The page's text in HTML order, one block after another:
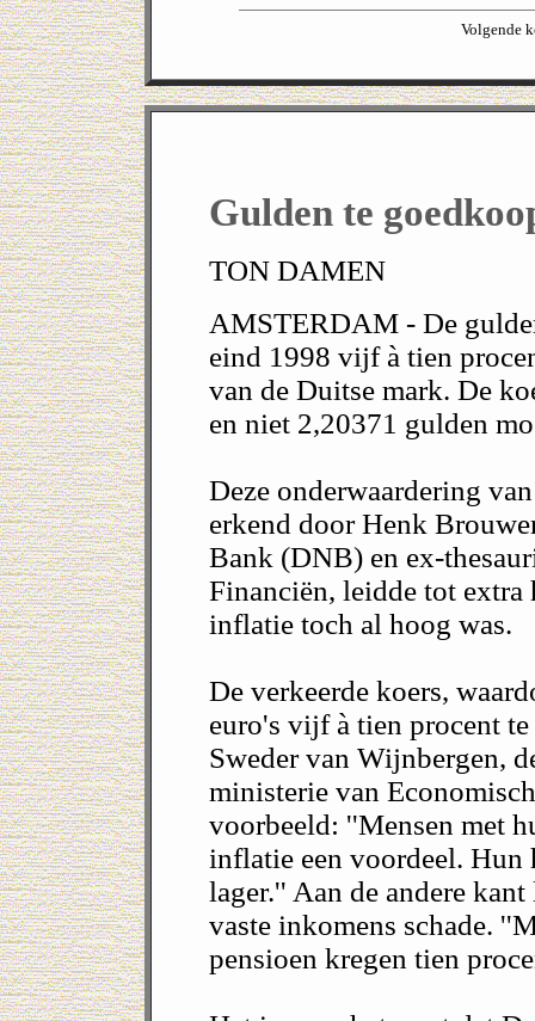
Volgende
Gulden te
TON DAMEN
AMSTERDAM - De
eind 1998 vijf à tien
van de Duitse mark. De
en niet 2,20371 gulden
Deze onderwaardering
erkend door Henk
Bank (DNB) en ex-
Financiën, leidde tot
inflatie toch al hoog was.
De verkeerde koers,
euro's vijf à tien procent
Sweder van Wijnbergen,
ministerie van
voorbeeld: ''Mensen met
inflatie een voordeel.
lager.'' Aan de andere
vaste inkomens schade.
pensioen kregen tien